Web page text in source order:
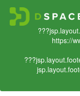
https://